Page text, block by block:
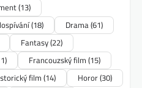
(13)
(18) Drama(61)
Fantasy(22)
Francouzský film (15)
film (14) Horor(30)